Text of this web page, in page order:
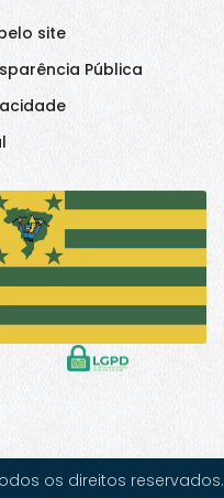
site
Pública
os direitos reservados.